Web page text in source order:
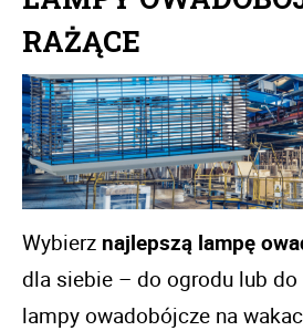
RAŻĄCE
Wybierz najlepszą lampę
dla siebie – do ogrodu lub do
lampy owadobójcze na